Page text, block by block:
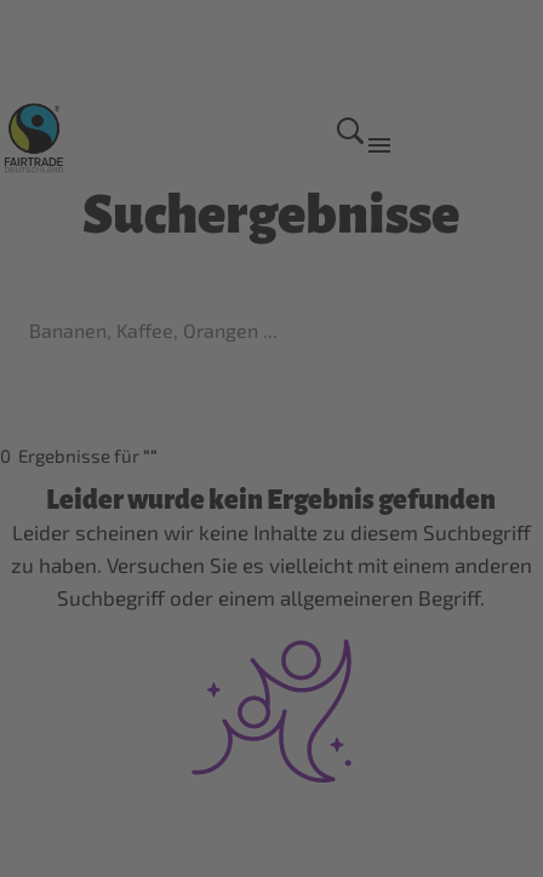
Suchergebnisse
0 Ergebnisse für
Leider wurde kein Ergebnis gefunden
Leider scheinen wir keine Inhalte zu diesem Suchbegriff
zu haben. Versuchen Sie es vielleicht mit einem anderen
Suchbegriff oder einem allgemeineren Begriff.